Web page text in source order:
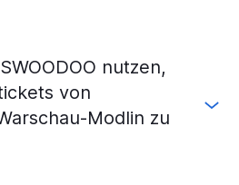
nutzen,
von
Modlin zu